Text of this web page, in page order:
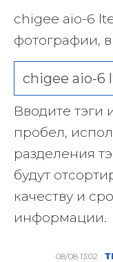
chigee aio-6
фотографии,
Вводите тэги
пробел,
разделения
будут
качеству и
информации.
08/08 13:02